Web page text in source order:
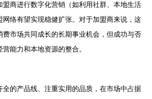
盟商进行数字化营销（如利用社群、本地生活
网络有望实现稳健扩张。对于加盟商来说，这
费市场共同成长的长期事业机会，但成功与否
能力和本地资源的整合。
全的产品线、注重实用的品质，在市场中占据